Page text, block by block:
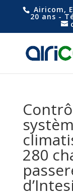
Airicom,
20 ans -
280